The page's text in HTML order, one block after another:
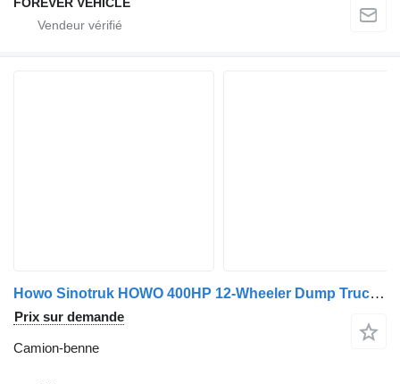
Howo Sinotruk HOWO 400HP 12-Wheeler Dump Truck 30 Cubic Meters 6x4 8x
Prix sur demande
Camion-benne